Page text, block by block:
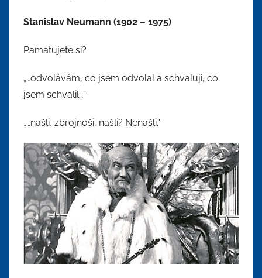
Stanislav Neumann (1902 – 1975)
Pamatujete si?
„…odvolávám, co jsem odvolal a schvaluji, co
jsem schválil…“
„…našli, zbrojnoši, našli? Nenašli.“